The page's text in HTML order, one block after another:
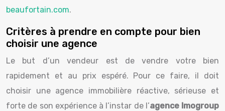
beaufortain.com.
Critères à prendre en compte pour bien
choisir une agence
Le but d’un vendeur est de vendre votre bien
rapidement et au prix espéré. Pour ce faire, il doit
choisir une agence immobilière réactive, sérieuse et
forte de son expérience à l’instar de l’agence Imogroup